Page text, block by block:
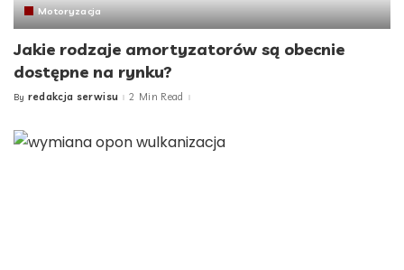
Motoryzacja
Jakie rodzaje amortyzatorów są obecnie
dostępne na rynku?
Posted
By redakcja serwisu 2 Min Read